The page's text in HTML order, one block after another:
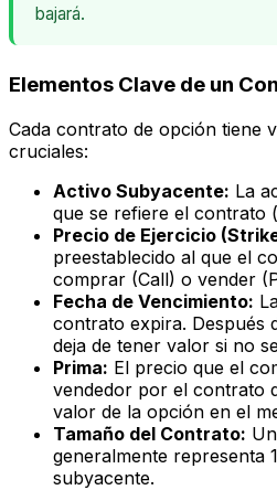
bajará.
Elementos Clave de un
Cada contrato de opción tiene
cruciales:
Activo Subyacente: La
que se refiere el contrato
Precio de Ejercicio
preestablecido al que el
comprar (Call) o vender
Fecha de Vencimiento:
contrato expira. Después
deja de tener valor si no
Prima: El precio que el
vendedor por el contrato
valor de la opción en el
Tamaño del Contrato:
generalmente representa
subyacente.